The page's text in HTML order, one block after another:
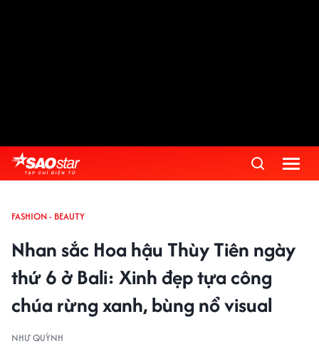
FASHION - BEAUTY
Nhan sắc Hoa hậu Thùy Tiên ngày
thứ 6 ở Bali: Xinh đẹp tựa công
chúa rừng xanh, bùng nổ visual
NHƯ QUỲNH